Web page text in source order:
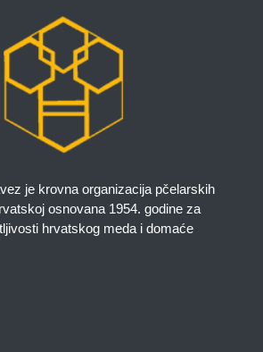
je krovna organizacija pčelarskih
osnovana 1954. godine za
hrvatskog meda i domaće